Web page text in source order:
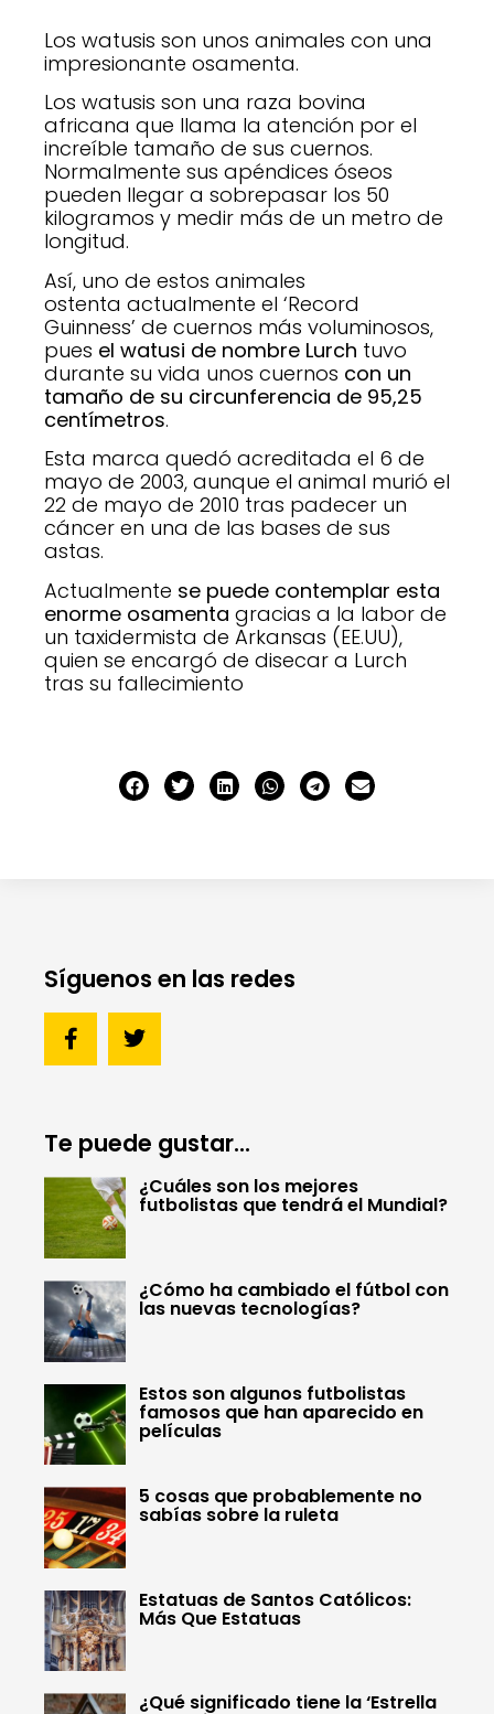
Los watusis son unos animales con una
impresionante osamenta.
Los watusis son una raza bovina
africana que llama la atención por el
increíble tamaño de sus cuernos.
Normalmente sus apéndices óseos
pueden llegar a sobrepasar los 50
kilogramos y medir más de un metro de
longitud.
Así, uno de estos animales
ostenta actualmente el ‘Record
Guinness’ de cuernos más voluminosos,
pues el watusi de nombre Lurch tuvo
durante su vida unos cuernos con un
tamaño de su circunferencia de 95,25
centímetros.
Esta marca quedó acreditada el 6 de
mayo de 2003, aunque el animal murió el
22 de mayo de 2010 tras padecer un
cáncer en una de las bases de sus
astas.
Actualmente se puede contemplar esta
enorme osamenta gracias a la labor de
un taxidermista de Arkansas (EE.UU),
quien se encargó de disecar a Lurch
tras su fallecimiento
Síguenos en las redes
Te puede gustar...
¿Cuáles son los mejores
futbolistas que tendrá el Mundial?
¿Cómo ha cambiado el fútbol con
las nuevas tecnologías?
Estos son algunos futbolistas
famosos que han aparecido en
películas
5 cosas que probablemente no
sabías sobre la ruleta
Estatuas de Santos Católicos:
Más Que Estatuas
¿Qué significado tiene la ‘Estrella